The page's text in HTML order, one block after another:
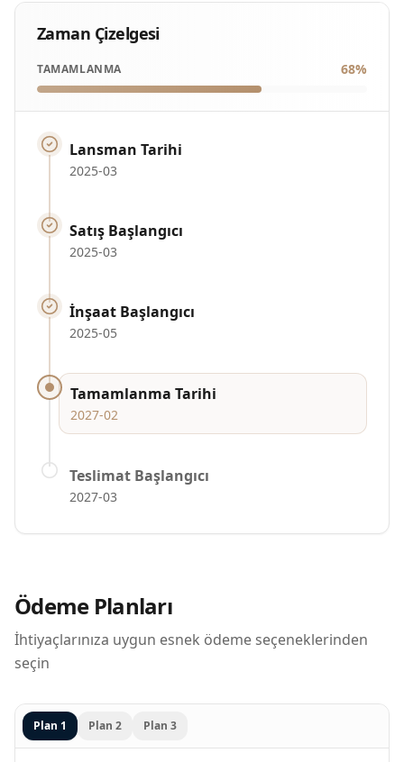
Zaman Çizelgesi
TAMAMLANMA 68%
Lansman Tarihi
2025-03
Satış Başlangıcı
2025-03
İnşaat Başlangıcı
2025-05
Tamamlanma Tarihi
2027-02
Teslimat Başlangıcı
2027-03
Ödeme Planları
İhtiyaçlarınıza uygun esnek ödeme seçeneklerinden
seçin
Plan 1 Plan 2 Plan 3